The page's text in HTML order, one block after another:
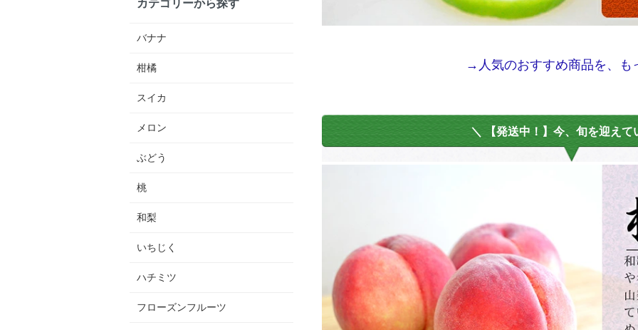
→人気のおすすめ商品を、も
＼ 【発送中！】今、旬を迎えて
バナナ
柑橘
スイカ
メロン
ぶどう
桃
和梨
いちじく
ハチミツ
フローズンフルーツ